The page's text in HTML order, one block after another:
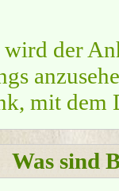
der
mit dem
Was sind